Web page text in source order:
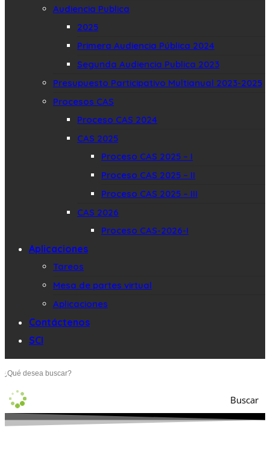
Audiencia Publica
2025
Primera Audiencia Pública 2024
Segunda Audiencia Publica 2023
Presupuesto Participativo Multianual 2023-2025
Procesos CAS
Proceso CAS 2024
CAS 2025
Proceso CAS 2025 – I
Proceso CAS 2025 – II
Proceso CAS 2025 – III
CAS 2026
Proceso CAS-2026-I
Aplicaciones
Tareos
Mesa de partes virtual
Aplicaciones
Contáctenos
SCI
Buscar